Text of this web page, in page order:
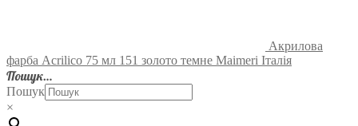
Акрилова
фарба Acrilico 75 мл 151 золото темне Maimeri Італія
Пошук…
Пошук
×